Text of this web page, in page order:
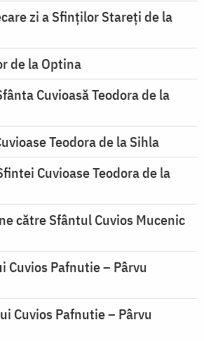
zi a Sfinților Stareți de la
de la Optina
Cuvioasă Teodora de la
Teodora de la Sihla
Cuvioase Teodora de la
către Sfântul Cuvios Mucenic
Pafnutie – Pârvu
Cuvios Pafnutie – Pârvu